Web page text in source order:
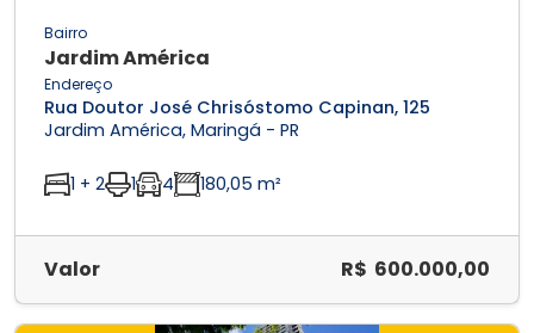
Bairro
Jardim América
Endereço
Rua Doutor José Chrisóstomo Capinan, 125
Jardim América, Maringá - PR
1 + 2 1 4 180,05 m²
Valor R$ 600.000,00